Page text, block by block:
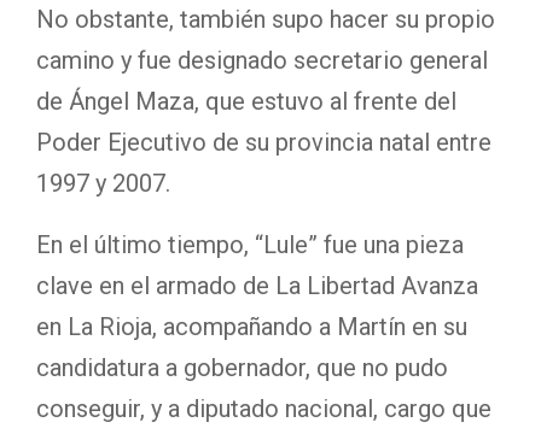
No obstante, también supo hacer su propio
camino y fue designado secretario general
de Ángel Maza, que estuvo al frente del
Poder Ejecutivo de su provincia natal entre
1997 y 2007.
En el último tiempo, “Lule” fue una pieza
clave en el armado de La Libertad Avanza
en La Rioja, acompañando a Martín en su
candidatura a gobernador, que no pudo
conseguir, y a diputado nacional, cargo que